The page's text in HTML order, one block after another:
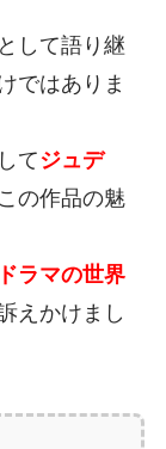
して語り継
ではありま
て ジュデ
の作品の魅
ドラマの世界
えかけまし